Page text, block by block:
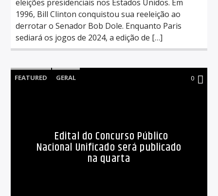
eleições presidenciais nos Estados Unidos. Em
1996, Bill Clinton conquistou sua reeleição ao
derrotar o Senador Bob Dole. Enquanto Paris
sediará os jogos de 2024, a edição de […]
FEATURED GERAL 0
Edital do Concurso Público
Nacional Unificado será publicado
na quarta